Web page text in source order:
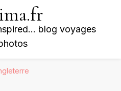
blog voyages